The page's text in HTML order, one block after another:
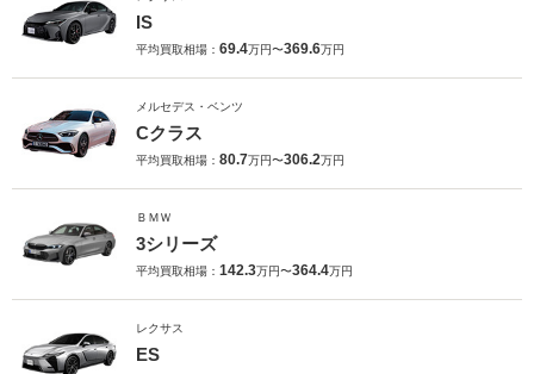
IS
平均買取相場： 69.4万円〜369.6万円
メルセデス・ベンツ
Cクラス
平均買取相場： 80.7万円〜306.2万円
ＢＭＷ
3シリーズ
平均買取相場： 142.3万円〜364.4万円
レクサス
ES